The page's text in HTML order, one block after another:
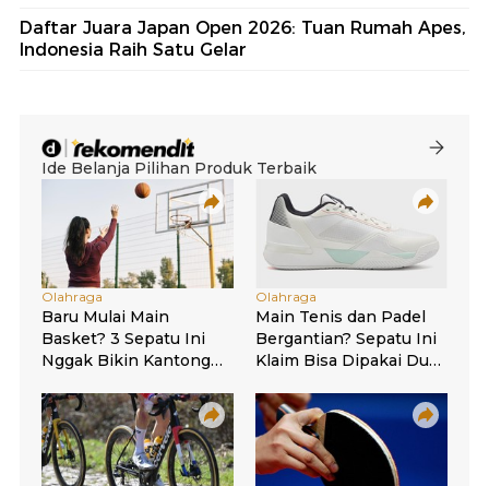
Daftar Juara Japan Open 2026: Tuan Rumah Apes,
Indonesia Raih Satu Gelar